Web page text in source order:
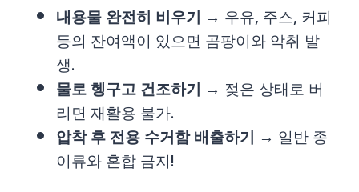
내용물 완전히 비우기 → 우유, 주스, 커피
등의 잔여액이 있으면 곰팡이와 악취 발
생.
물로 헹구고 건조하기 → 젖은 상태로 버
리면 재활용 불가.
압착 후 전용 수거함 배출하기 → 일반 종
이류와 혼합 금지!